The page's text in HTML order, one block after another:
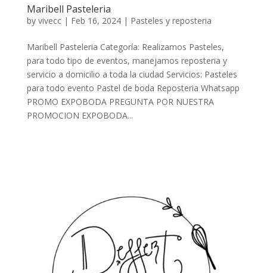
Maribell Pasteleria
by vivecc| Feb 16, 2024| Pasteles y reposteria
Maribell Pasteleria Categoría: Realizamos Pasteles,
para todo tipo de eventos, manejamos reposteria y
servicio a domicilio a toda la ciudad Servicios: Pasteles
para todo evento Pastel de boda Reposteria Whatsapp
PROMO EXPOBODA PREGUNTA POR NUESTRA
PROMOCION EXPOBODA...